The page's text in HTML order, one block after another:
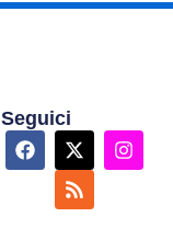
Seguici